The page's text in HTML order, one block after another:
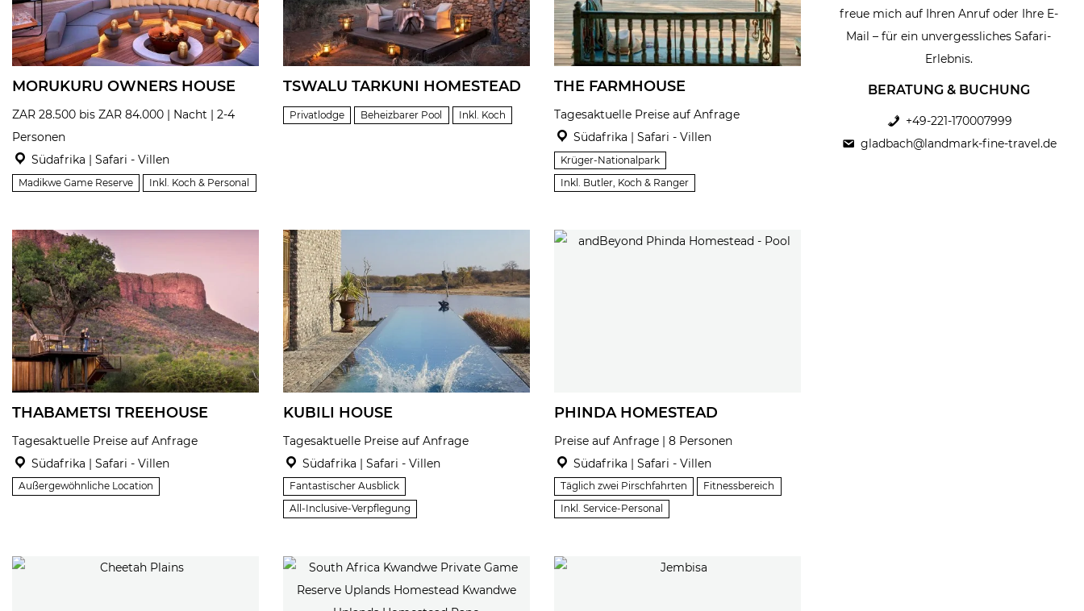
freue mich auf Ihren Anruf oder Ihre E-
Mail – für ein unvergessliches Safari-
Erlebnis.
BERATUNG & BUCHUNG
+49-221-170007999
gladbach@landmark-fine-travel.de
MORUKURU OWNERS HOUSE
ZAR 28.500 bis ZAR 84.000 | Nacht | 2-4
Personen
Südafrika | Safari - Villen
Madikwe Game Reserve Inkl. Koch & Personal
TSWALU TARKUNI HOMESTEAD
Privatlodge Beheizbarer Pool Inkl. Koch
THE FARMHOUSE
Tagesaktuelle Preise auf Anfrage
Südafrika | Safari - Villen
Krüger-Nationalpark
Inkl. Butler, Koch & Ranger
THABAMETSI TREEHOUSE
Tagesaktuelle Preise auf Anfrage
Südafrika | Safari - Villen
Außergewöhnliche Location
KUBILI HOUSE
Tagesaktuelle Preise auf Anfrage
Südafrika | Safari - Villen
Fantastischer Ausblick
All-Inclusive-Verpflegung
PHINDA HOMESTEAD
Preise auf Anfrage | 8 Personen
Südafrika | Safari - Villen
Täglich zwei Pirschfahrten
Fitnessbereich
Inkl. Service-Personal